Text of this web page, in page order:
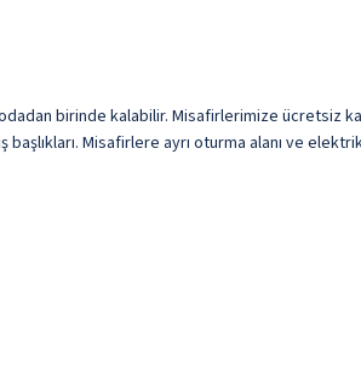
birinde kalabilir. Misafirlerimize
Misafirlere ayrı oturma alanı ve